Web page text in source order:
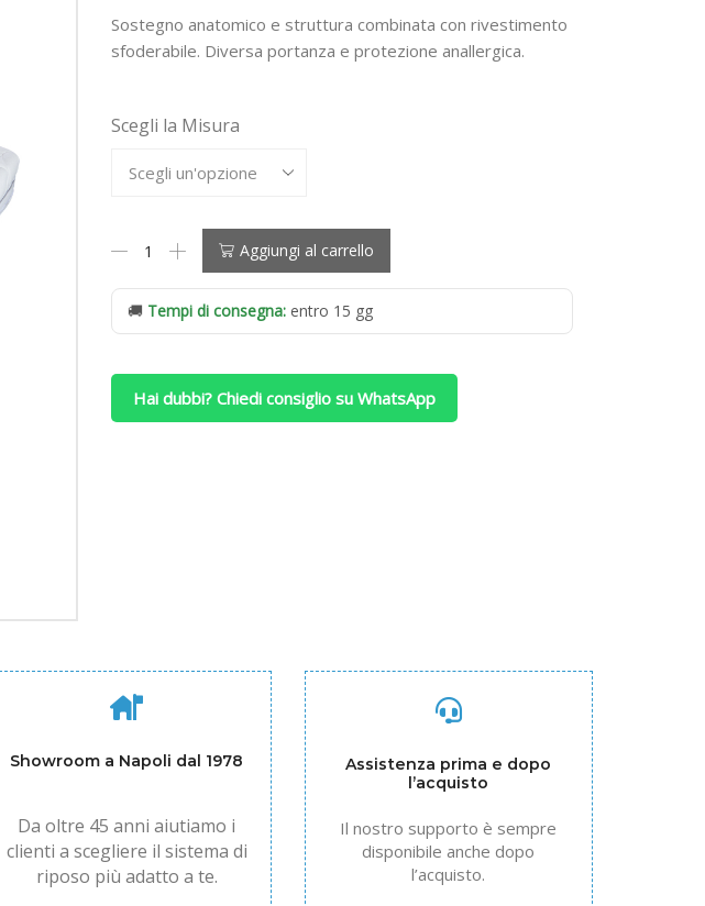
di
prezzo:
Sostegno anatomico e struttura combinata con rivestimento
sfoderabile. Diversa portanza e protezione anallergica.
Scegli la Misura
Materasso
Simmons
Healthy
Trycel
320
RIGIDA
quantità
Aggiungi al carrello
🚚 Tempi di consegna: entro 15 gg
Hai dubbi? Chiedi consiglio su WhatsApp
Showroom a Napoli dal 1978
Da oltre 45 anni aiutiamo i
clienti a scegliere il sistema di
riposo più adatto a te.
Assistenza prima e dopo
l’acquisto
Il nostro supporto è sempre
disponibile anche dopo
l’acquisto.